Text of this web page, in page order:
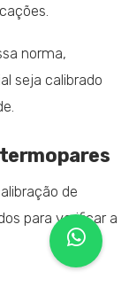
norma,
seja calibrado
de
para verificar a